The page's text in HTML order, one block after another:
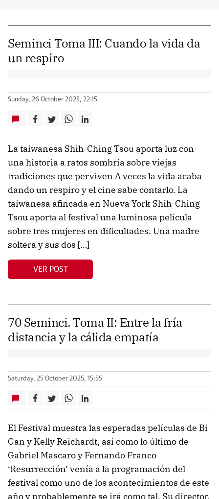
Seminci Toma III: Cuando la vida da
un respiro
Sunday, 26 October 2025, 22:15
La taiwanesa Shih-Ching Tsou aporta luz con
una historia a ratos sombría sobre viejas
tradiciones que perviven A veces la vida acaba
dando un respiro y el cine sabe contarlo. La
taiwanesa afincada en Nueva York Shih-Ching
Tsou aporta al festival una luminosa película
sobre tres mujeres en dificultades. Una madre
soltera y sus dos […]
VER POST
70 Seminci. Toma II: Entre la fría
distancia y la cálida empatía
Saturday, 25 October 2025, 15:55
El Festival muestra las esperadas películas de Bi
Gan y Kelly Reichardt, así como lo último de
Gabriel Mascaro y Fernando Franco
‘Resurrección’ venía a la programación del
festival como uno de los acontecimientos de este
año y probablemente se irá como tal. Su director,